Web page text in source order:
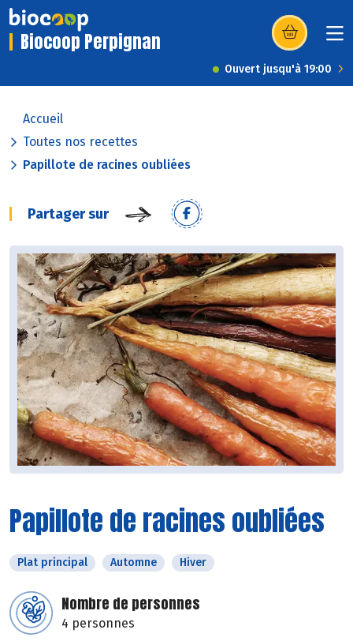
Biocoop Perpignan (s’ouvre dans
Ouvert jusqu'à 19:00
Accueil
Toutes nos recettes
Papillote de racines oubliées
Partager sur
Papillote de racines oubliées
Plat principal Automne Hiver
Nombre de personnes
4 personnes